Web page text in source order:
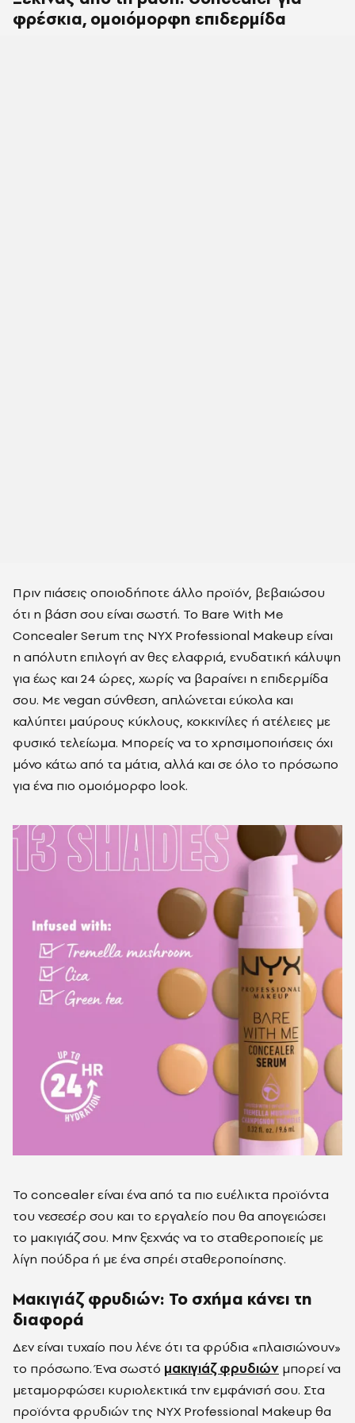
φρέσκια, ομοιόμορφη επιδερμίδα
Πριν πιάσεις οποιοδήποτε άλλο προϊόν, βεβαιώσου
ότι η βάση σου είναι σωστή. Το Bare With Me
Concealer Serum της NYX Professional Makeup είναι
η απόλυτη επιλογή αν θες ελαφριά, ενυδατική κάλυψη
για έως και 24 ώρες, χωρίς να βαραίνει η επιδερμίδα
σου. Με vegan σύνθεση, απλώνεται εύκολα και
καλύπτει μαύρους κύκλους, κοκκινίλες ή ατέλειες με
φυσικό τελείωμα. Μπορείς να το χρησιμοποιήσεις όχι
μόνο κάτω από τα μάτια, αλλά και σε όλο το πρόσωπο
για ένα πιο ομοιόμορφο look.
Το concealer είναι ένα από τα πιο ευέλικτα προϊόντα
του νεσεσέρ σου και το εργαλείο που θα απογειώσει
το μακιγιάζ σου. Μην ξεχνάς να το σταθεροποιείς με
λίγη πούδρα ή με ένα σπρέι σταθεροποίησης.
Μακιγιάζ φρυδιών: Το σχήμα κάνει τη
διαφορά
Δεν είναι τυχαίο που λένε ότι τα φρύδια «πλαισιώνουν»
το πρόσωπο. Ένα σωστό μακιγιάζ φρυδιών μπορεί να
μεταμορφώσει κυριολεκτικά την εμφάνισή σου. Στα
προϊόντα φρυδιών της NYX Professional Makeup θα